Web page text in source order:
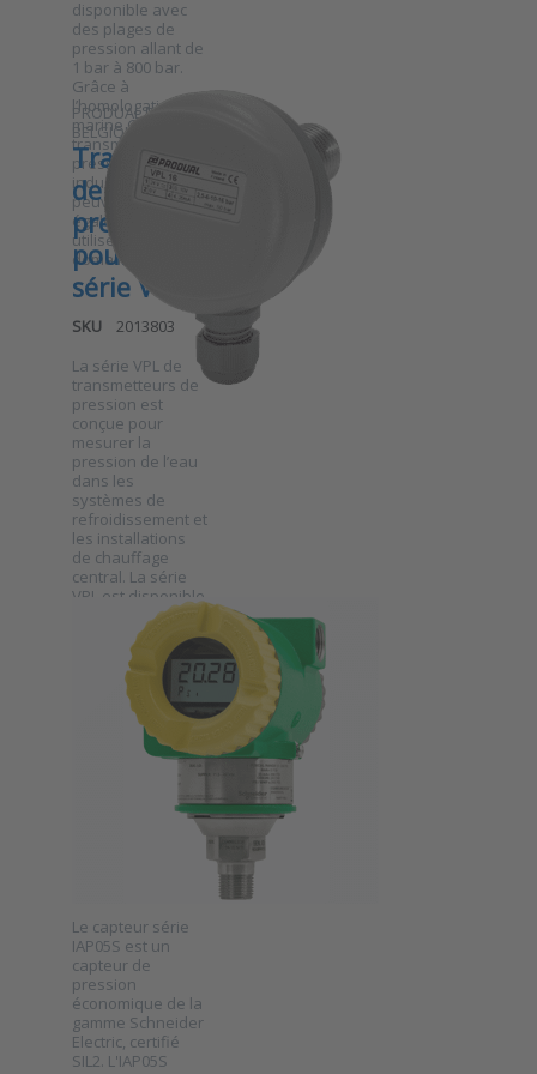
disponible avec
des plages de
pression allant de
1 bar à 800 bar.
Grâce à
l’homologation
marine GL, ces
transmetteurs de
pression
industriels
peuvent
également être
utilisés dans le
domaine maritime.
to
Capteur
de
pression
Barksdale
série
UPA2
PRODUAL EN
BELGIQUE
Transmetteur
de
pression
pour eau
série VPL
SKU
2013803
La série VPL de
transmetteurs de
pression est
conçue pour
mesurer la
pression de l’eau
dans les
systèmes de
refroidissement et
les installations
de chauffage
central. La série
VPL est disponible
en option avec un
Press ENTER
for more
options to
Transmetteur
de pression
pour eau
série VPL
FOXBORO BY
SCHNEIDER
ELECTRIC
Capteur de
pression
absolue
Le capteur série
IAP05S est un
capteur de
pression
économique de la
gamme Schneider
Electric, certifié
SIL2. L'IAP05S
Press
ENTER
for more
options